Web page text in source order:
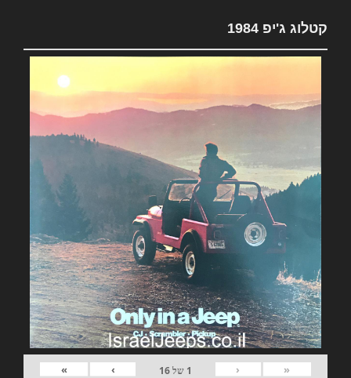
קטלוג ג'יפ 1984
«
‹
1 של16
›
»